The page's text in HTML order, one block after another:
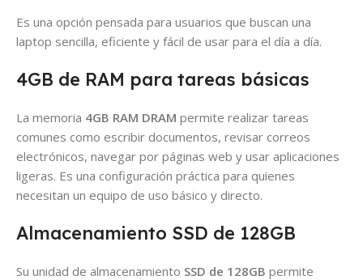
Es una opción pensada para usuarios que buscan una
laptop sencilla, eficiente y fácil de usar para el día a día.
4GB de RAM para tareas básicas
La memoria 4GB RAM DRAM permite realizar tareas
comunes como escribir documentos, revisar correos
electrónicos, navegar por páginas web y usar aplicaciones
ligeras. Es una configuración práctica para quienes
necesitan un equipo de uso básico y directo.
Almacenamiento SSD de 128GB
Su unidad de almacenamiento SSD de 128GB permite